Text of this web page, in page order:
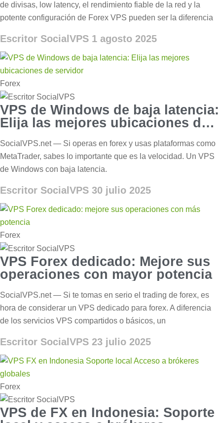
de divisas, low latency, el rendimiento fiable de la red y la
potente configuración de Forex VPS pueden ser la diferencia
Escritor SocialVPS 1 agosto 2025
Forex
VPS de Windows de baja latencia:
Elija las mejores ubicaciones de
SocialVPS.net — Si operas en forex y usas plataformas como
MetaTrader, sabes lo importante que es la velocidad. Un VPS
de Windows con baja latencia.
Escritor SocialVPS 30 julio 2025
Forex
VPS Forex dedicado: Mejore sus
operaciones con mayor potencia
SocialVPS.net — Si te tomas en serio el trading de forex, es
hora de considerar un VPS dedicado para forex. A diferencia
de los servicios VPS compartidos o básicos, un
Escritor SocialVPS 23 julio 2025
Forex
VPS de FX en Indonesia: Soporte